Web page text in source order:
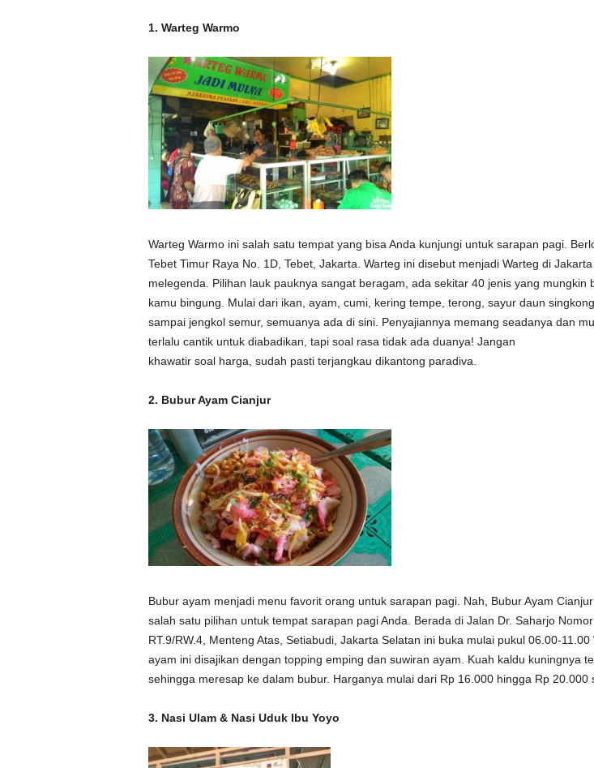
1. Warteg Warmo
Warteg Warmo ini salah satu tempat yang bisa Anda kunjungi untuk sarapan pagi.
Tebet Timur Raya No. 1D, Tebet, Jakarta. Warteg ini disebut menjadi Warteg di
melegenda. Pilihan lauk pauknya sangat beragam, ada sekitar 40 jenis yang mungkin
kamu bingung. Mulai dari ikan, ayam, cumi, kering tempe, terong, sayur daun
sampai jengkol semur, semuanya ada di sini. Penyajiannya memang seadanya dan
terlalu cantik untuk diabadikan, tapi soal rasa tidak ada duanya! Jangan
khawatir soal harga, sudah pasti terjangkau dikantong paradiva.
2. Bubur Ayam Cianjur
Bubur ayam menjadi menu favorit orang untuk sarapan pagi. Nah, Bubur Ayam
salah satu pilihan untuk tempat sarapan pagi Anda. Berada di Jalan Dr. Saharjo Nomor
RT.9/RW.4, Menteng Atas, Setiabudi, Jakarta Selatan ini buka mulai pukul 06.00-11.00
ayam ini disajikan dengan topping emping dan suwiran ayam. Kuah kaldu kuningnya
sehingga meresap ke dalam bubur. Harganya mulai dari Rp 16.000 hingga Rp 20.000
3. Nasi Ulam & Nasi Uduk Ibu Yoyo